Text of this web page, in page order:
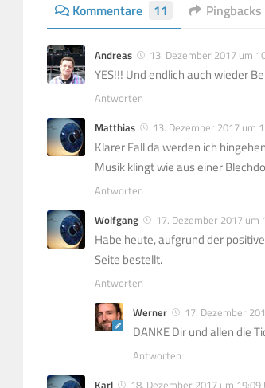
Kommentare 11 Pingbacks
Andreas 13. Dezember 2017 um
YES!!! Und endlich auch wieder
Antworten
Matthias
13. Dezember 2017 um
Klarer Fall da werden ich
Musik klingt wie aus einer
Antworten
Wolfgang
17. Dezember 2017 um
Habe heute, aufgrund der
Seite bestellt.
Antworten
Werner
17. Dezember
DANKE Dir und allen die
Antworten